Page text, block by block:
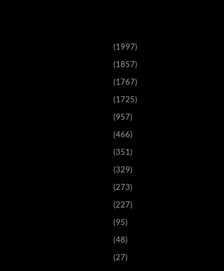
(1997)
(1857)
(1767)
(1725)
(957)
(466)
(351)
(329)
(273)
(227)
(95)
(48)
(27)